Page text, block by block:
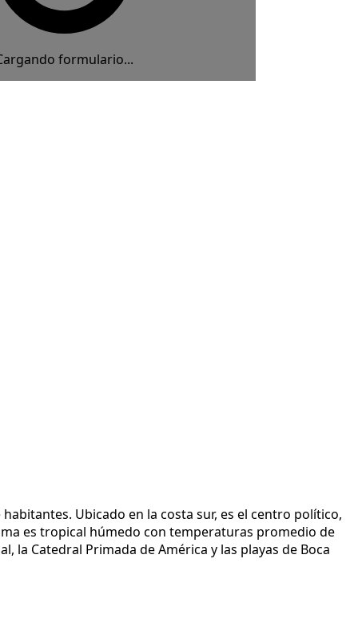
formulario...
Ubicado en la costa sur, es el centro político,
es tropical húmedo con temperaturas promedio de
la Catedral Primada de América y las playas de Boca